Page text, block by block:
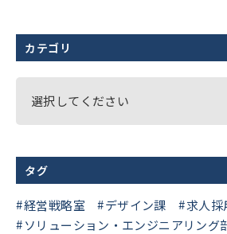
カテゴリ
選択してください
タグ
経営戦略室 デザイン課 求人採
ソリューション・エンジニアリング